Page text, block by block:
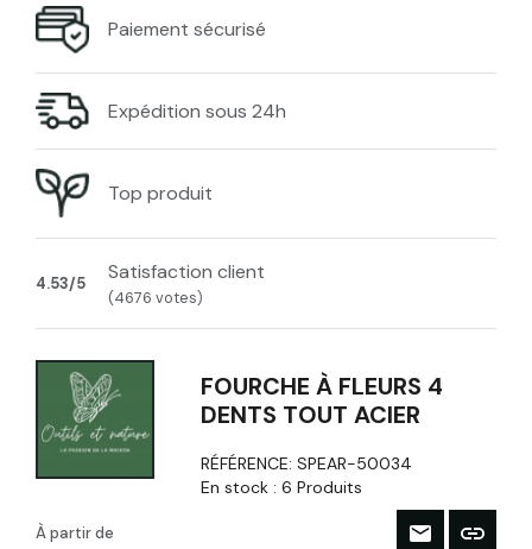
Paiement sécurisé
Expédition sous 24h
Top produit
4.53/5 Satisfaction client
(4676 votes)
FOURCHE À FLEURS 4
DENTS TOUT ACIER
RÉFÉRENCE:SPEAR-50034
En stock :6 Produits
À partir de